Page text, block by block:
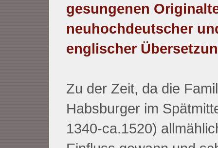
gesungenen
neuhochdeutscher
englischer
Zu der Zeit, da die
Habsburger im
1340-ca.1520)